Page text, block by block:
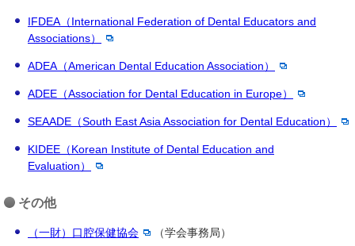
IFDEA（International Federation of Dental Educators and
Associations）
ADEA（American Dental Education Association）
ADEE（Association for Dental Education in Europe）
SEAADE（South East Asia Association for Dental Education）
KIDEE（Korean Institute of Dental Education and
Evaluation）
その他
（一財）口腔保健協会 （学会事務局）